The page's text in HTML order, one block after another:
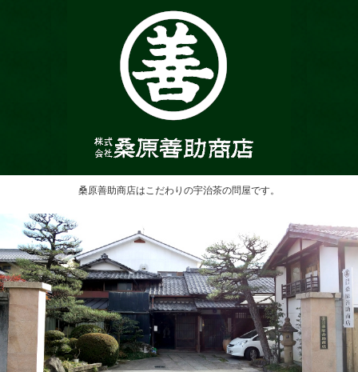
桑原善助商店はこだわりの宇治茶の問屋です。